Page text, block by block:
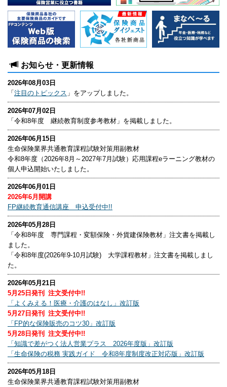
お知らせ・更新情報
2026年08月03日
「注目のトピックス 」をアップしました。
2026年07月02日
「令和8年度 継続教育制度参考教材」を掲載しました。
2026年06月15日
生命保険業界共通教育課程試験対策用副教材
令和8年度（2026年8月～2027年7月試験）応用課程eラーニング教材の
個人申込開始いたしました。
2026年06月01日
2026年6月開講
FP継続教育通信講座 申込受付中!!
2026年05月28日
「令和8年度 専門課程・変額保険・外貨建保険教材」注文書を掲載し
ました。
「令和8年度(2026年9-10月試験) 大学課程教材」注文書を掲載しまし
た。
2026年05月21日
5月25日発刊 注文受付中!!
「よくみえる！医療・介護のはなし」改訂版
5月27日発刊 注文受付中!!
「FP的な保険販売のコツ30」改訂版
5月28日発刊 注文受付中!!
「知識で差がつく法人営業プラス 2026年度版」改訂版
「生命保険の税務 実践ガイド 令和8年度制度改正対応版」改訂版
2026年05月18日
生命保険業界共通教育課程試験対策用副教材